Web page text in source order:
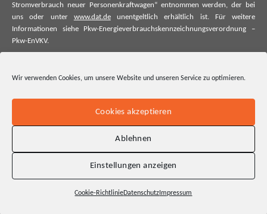
Wir verwenden Cookies, um unsere Website und unseren Service zu optimieren.
Cookies akzeptieren
Ablehnen
Einstellungen anzeigen
Cookie-RichtlinieDatenschutzImpressum
Stromverbrauch neuer Personenkraftwagen“ entnommen werden, der bei
uns oder unter www.dat.deunentgeltlich erhältlich ist. Für weitere
Informationen siehe Pkw-Energieverbrauchskennzeichnungsverordnung –
Pkw-EnVKV.
offiziellen spezifischen CO₂-Emissionen und ggf. zum Stromverbrauch neuer
offiziellen spezifischen CO₂-Emissionen und den offiziellen Stromverbrauch
neuer Pkw entnommen werden. Dieser ist an allen Verkaufsstellen und bei
der Deutschen Automobil Treuhand GmbH unentgeltlich erhältlich, sowie